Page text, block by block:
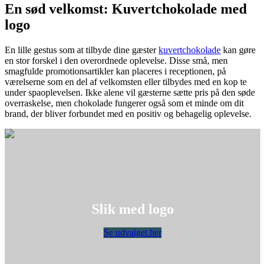
En sød velkomst: Kuvertchokolade med
logo
En lille gestus som at tilbyde dine gæsterkuvertchokolade kan gøre
en stor forskel i den overordnede oplevelse. Disse små, men
smagfulde promotionsartikler kan placeres i receptionen, på
værelserne som en del af velkomsten eller tilbydes med en kop te
under spaoplevelsen. Ikke alene vil gæsterne sætte pris på den søde
overraskelse, men chokolade fungerer også som et minde om dit
brand, der bliver forbundet med en positiv og behagelig oplevelse.
Slik med logo
Se udvalget her